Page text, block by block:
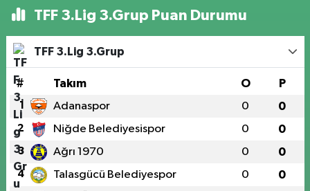
TFF 3.Lig 3.Grup Puan Durumu
TFF 3.Lig 3.Grup
# Takım O P
1 Adanaspor 0 0
2 Niğde Belediyesispor 0 0
3 Ağrı 1970 0 0
4 Talasgücü Belediyespor 0 0